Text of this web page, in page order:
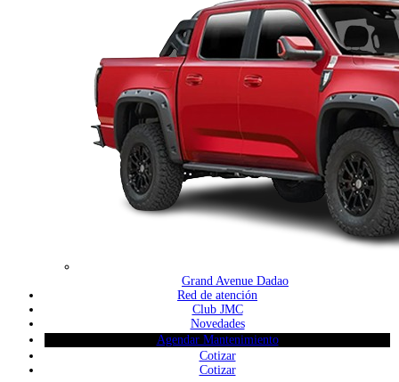
Grand Avenue Dadao
Red de atención
Club JMC
Novedades
Agendar Mantenimiento
Cotizar
Cotizar